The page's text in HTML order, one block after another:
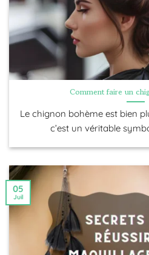
Comment faire un
Le chignon bohème est bien
c’est un véritable
05
Juil